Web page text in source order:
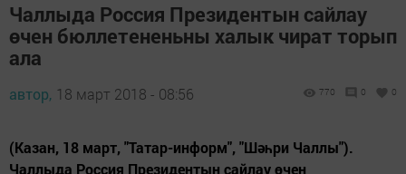
Чаллыда Россия Президентын сайлау
өчен бюллетененьны халык чират торып
ала
автор, 18 март 2018 - 08:56 770 0 0
(Казан, 18 март, "Татар-информ", "Шәһри Чаллы").
Чаллыда Россия Президентын сайлау өчен